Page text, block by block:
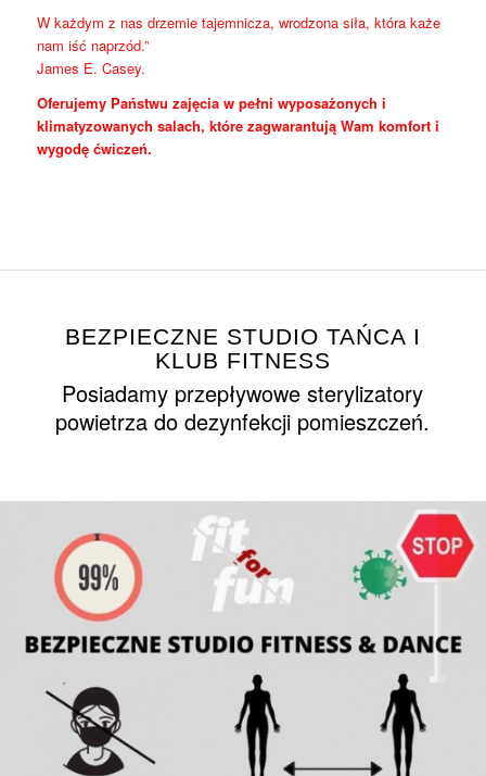
W każdym z nas drzemie tajemnicza, wrodzona siła, która każe
nam iść naprzód.”
James E. Casey.
Oferujemy Państwu zajęcia w pełni wyposażonych i
klimatyzowanych salach, które zagwarantują Wam komfort i
wygodę ćwiczeń.
BEZPIECZNE STUDIO TAŃCA I
KLUB FITNESS
Posiadamy przepływowe sterylizatory
powietrza do dezynfekcji pomieszczeń.